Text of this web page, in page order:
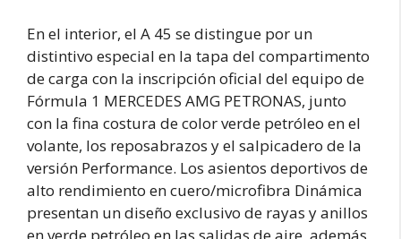
En el interior, el A 45 se distingue por un
distintivo especial en la tapa del compartimento
de carga con la inscripción oficial del equipo de
Fórmula 1 MERCEDES AMG PETRONAS, junto
con la fina costura de color verde petróleo en el
volante, los reposabrazos y el salpicadero de la
versión Performance. Los asientos deportivos de
alto rendimiento en cuero/microfibra Dinámica
presentan un diseño exclusivo de rayas y anillos
en verde petróleo en las salidas de aire, además